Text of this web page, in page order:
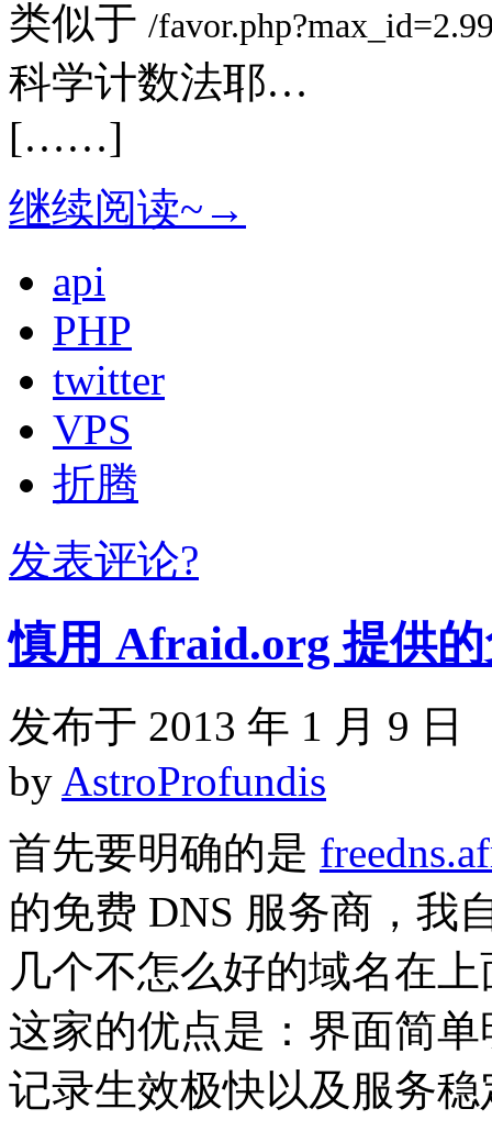
类似于 /favor.php?max_id=
科学计数法耶…
[……]
继续阅读~→
api
PHP
twitter
VPS
折腾
发表评论?
慎用 Afraid.org 提供
发布于 2013 年 1 月 9 日
by AstroProfundis
首先要明确的是
的免费 DNS 服务商，我
几个不怎么好的域名在上
这家的优点是：界面简
记录生效极快以及服务稳